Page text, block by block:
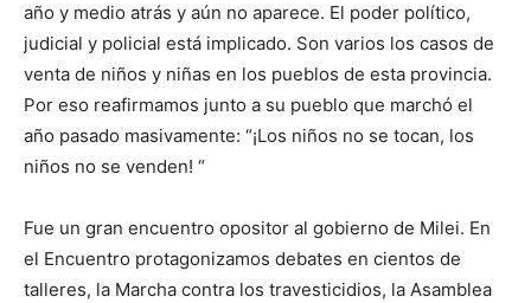
año y medio atrás y aún no aparece. El poder político,
judicial y policial está implicado. Son varios los casos de
venta de niños y niñas en los pueblos de esta provincia.
Por eso reafirmamos junto a su pueblo que marchó el
año pasado masivamente: “¡Los niños no se tocan, los
niños no se venden! “
Fue un gran encuentro opositor al gobierno de Milei. En
el Encuentro protagonizamos debates en cientos de
talleres, la Marcha contra los travesticidios, la Asamblea